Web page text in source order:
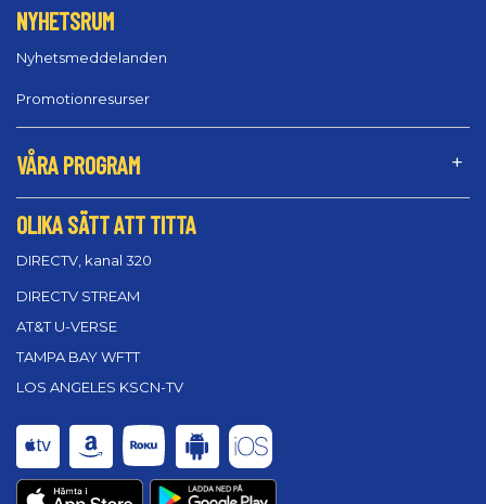
NYHETSRUM
Nyhetsmeddelanden
Promotionresurser
VÅRA PROGRAM
OLIKA SÄTT ATT TITTA
DIRECTV, kanal 320
DIRECTV STREAM
AT&T U-VERSE
TAMPA BAY WFTT
LOS ANGELES KSCN-TV